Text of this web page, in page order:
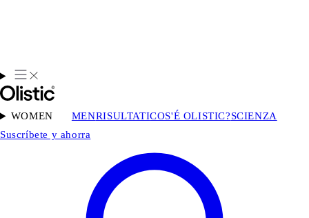
WOMEN MENRISULTATICOS'É OLISTIC?SCIENZA
Suscríbete y ahorra